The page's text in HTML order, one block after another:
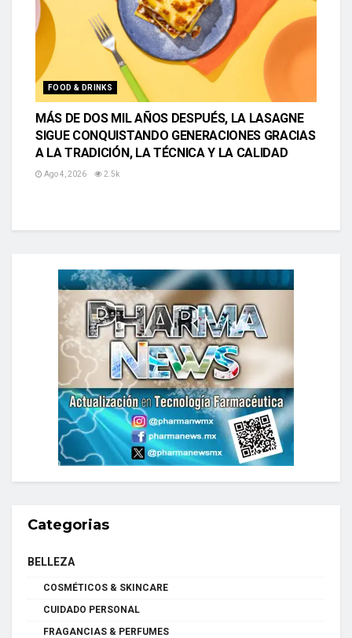
FOOD & DRINKS
MÁS DE DOS MIL AÑOS DESPUÉS, LA LASAGNE
SIGUE CONQUISTANDO GENERACIONES GRACIAS
A LA TRADICIÓN, LA TÉCNICA Y LA CALIDAD
Ago 4, 2026 2.5k
Categorias
BELLEZA
COSMÉTICOS & SKINCARE
CUIDADO PERSONAL
FRAGANCIAS & PERFUMES